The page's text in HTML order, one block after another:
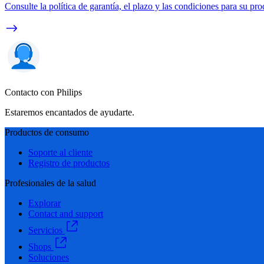
Consulte la política de garantía, el plazo y las condiciones para su
Contacto con Philips
Estaremos encantados de ayudarte.
Productos de consumo
Soporte al cliente
Registro de productos
Profesionales de la salud
Explorar
Contact and support
Servicios
Shops
Soluciones